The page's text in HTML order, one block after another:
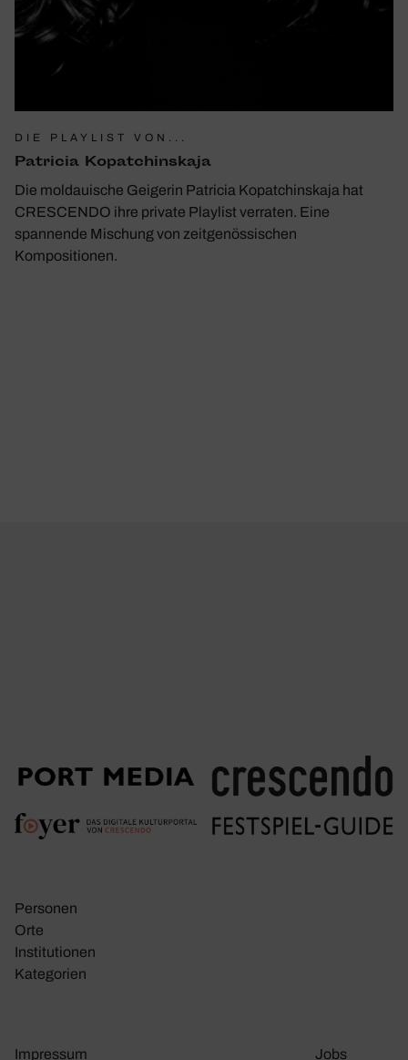
DIE PLAYLIST VON...
Patricia Kopatchinskaja
Die moldauische Geigerin Patricia Kopatchinskaja hat
CRESCENDO ihre private Playlist verraten. Eine
spannende Mischung von zeitgenössischen
Kompositionen.
Personen
Orte
Insti­tu­tionen
Kate­go­rien
Impressum Jobs